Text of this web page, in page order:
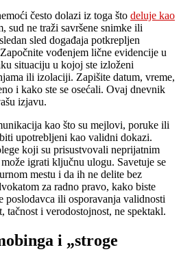
često dolazi iz toga što deluje kao
sud ne traži savršene snimke ili
sled događaja potkrepljen
vođenjem lične evidencije u
situaciju u kojoj ste izloženi
ili izolaciji. Zapišite datum, vreme,
i kako ste se osećali. Ovaj dnevnik
izjavu.
kao što su mejlovi, poruke ili
upotrebljeni kao validni dokazi.
koji su prisustvovali neprijatnim
igrati ključnu ulogu. Savetuje se
mestu i da ih ne delite bez
za radno pravo, kako biste
poslodavca ili osporavanja validnosti
tačnost i verodostojnost, ne spektakl.
i „stroge